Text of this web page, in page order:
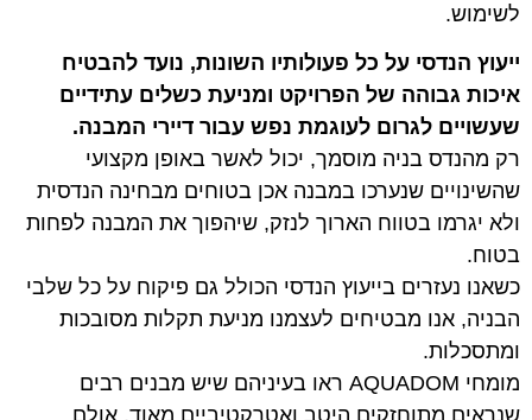
לשימוש.
ייעוץ הנדסי על כל פעולותיו השונות, נועד להבטיח
איכות גבוהה של הפרויקט ומניעת כשלים עתידיים
שעשויים לגרום לעוגמת נפש עבור דיירי המבנה.
רק מהנדס בניה מוסמך, יכול לאשר באופן מקצועי
שהשינויים שנערכו במבנה אכן בטוחים מבחינה הנדסית
ולא יגרמו בטווח הארוך לנזק, שיהפוך את המבנה לפחות
בטוח.
כשאנו נעזרים בייעוץ הנדסי הכולל גם פיקוח על כל שלבי
הבניה, אנו מבטיחים לעצמנו מניעת תקלות מסובכות
ומתסכלות.
מומחי AQUADOM ראו בעיניהם שיש מבנים רבים